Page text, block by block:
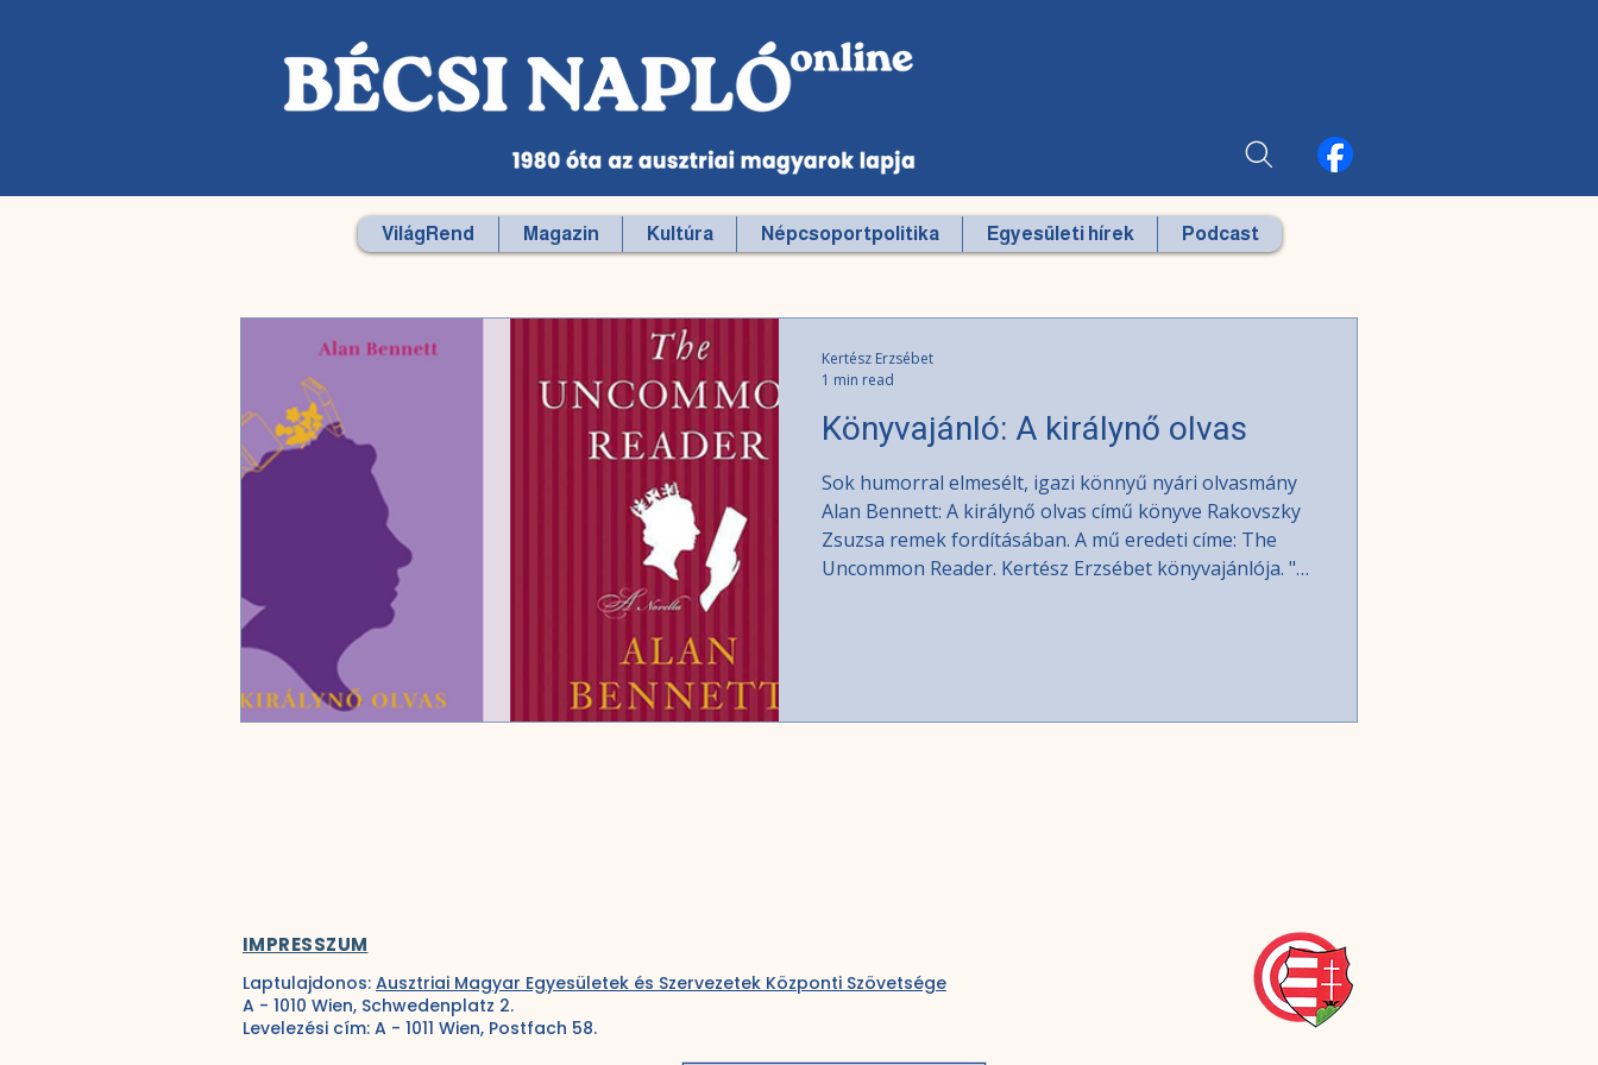
VilágRend Magazin Kultúra Népcsoportpolitika Egyesületi hírek Podcast
Könyvajánló: A királynő olvas
Sok humorral elmesélt, igazi könnyű nyári olvasmány
Alan Bennett: A királynő olvas című könyve Rakovszky
Zsuzsa remek fordításában. A mű eredeti címe: The
Uncommon Reader. Kertész Erzsébet könyvajánlója. "A
Kertész Erzsébet
1 min read
IMPRESSZUM
Laptulajdonos: Ausztriai Magyar Egyesületek és Szervezetek Központi Szövetsége
A - 1010 Wien, Schwedenplatz 2.
Levelezési cím: A - 1011 Wien, Postfach 58.